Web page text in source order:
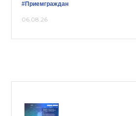
#Приемграждан
06.08.26